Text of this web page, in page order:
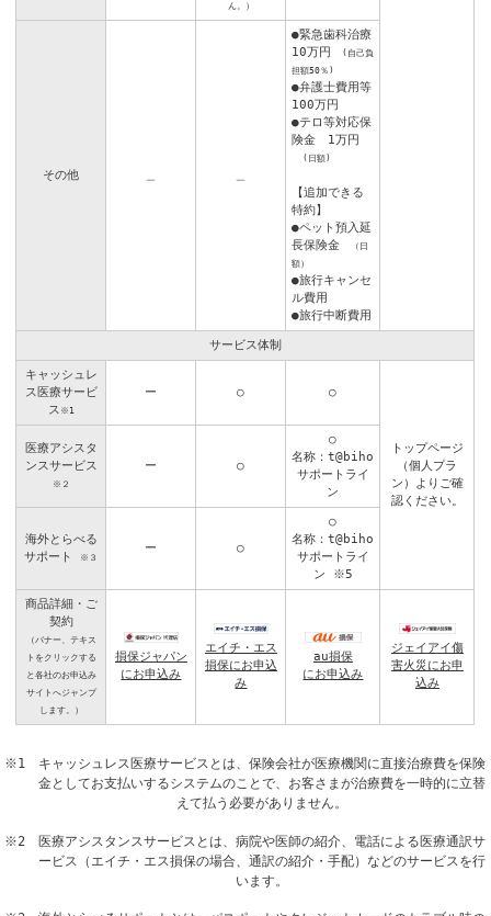
ん。）
その他
●緊急歯科治療
10万円
(自己負
担額50％)
●弁護士費用等
100万円
●テロ等対応保
険金 1万円
(日額)
【追加できる
特約】
●ペット預入延
長保険金
（日
額）
●旅行キャンセ
ル費用
●旅行中断費用
サービス体制
キャッシュレ
ス医療サービ
ス ※1
ー ○ ○
トップページ
（個人プラ
ン）よりご確
認ください。
医療アシスタ
ンスサービス
※２
ー ○
○
名称：t@biho
サポートライ
ン
海外とらべる
サポート
※３
ー ○
○
名称：t@biho
サポートライ
ン ※5
商品詳細・ご
契約
（バナー、テキス
トをクリックする
と各社のお申込み
サイトへジャンプ
します。）
損保ジャパン
にお申込み
エイチ・エス
損保にお申込
み
au損保
にお申込み
ジェイアイ傷
害火災にお申
込み
※1 キャッシュレス医療サービスとは、保険会社が医療機関に直接治療費を保険
金としてお支払いするシステムのことで、お客さまが治療費を一時的に立替
えて払う必要がありません。
※2 医療アシスタンスサービスとは、病院や医師の紹介、電話による医療通訳サ
ービス（エイチ・エス損保の場合、通訳の紹介・手配）などのサービスを行
います。